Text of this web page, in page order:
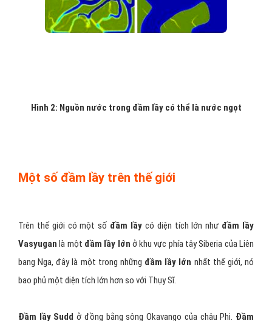
Hình 2: Nguồn nước trong đầm lầy có thể là nước ngọt
Một số đầm lầy trên thế giới
Trên thế giới có một số đầm lầy có diện tích lớn như đầm lầy
Vasyuganlà một đầm lầy lớn ở khu vực phía tây Siberia của Liên
bang Nga, đây là một trong những đầm lầy lớn nhất thế giới, nó
bao phủ một diện tích lớn hơn so với Thụy Sĩ.
Đầm lầy Sudd ở đồng bằng sông Okavango của châu Phi. Đầm